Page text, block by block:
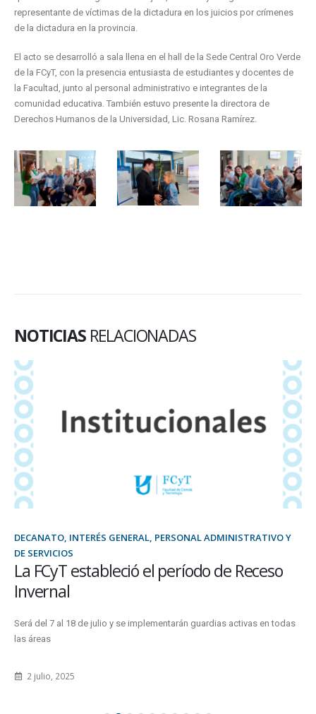
representante de víctimas de la dictadura en los juicios por crímenes
de la dictadura en la provincia.
El acto se desarrolló a sala llena en el hall de la Sede Central Oro Verde
de la FCyT, con la presencia entusiasta de estudiantes y docentes de
la Facultad, junto al personal administrativo e integrantes de la
comunidad educativa. También estuvo presente la directora de
Derechos Humanos de la Universidad, Lic. Rosana Ramírez.
NOTICIAS RELACIONADAS
DECANATO, INTERÉS GENERAL, PERSONAL ADMINISTRATIVO Y
DE SERVICIOS
La FCyT estableció el período de Receso
Invernal
Será del 7 al 18 de julio y se implementarán guardias activas en todas
las áreas
2 julio, 2025